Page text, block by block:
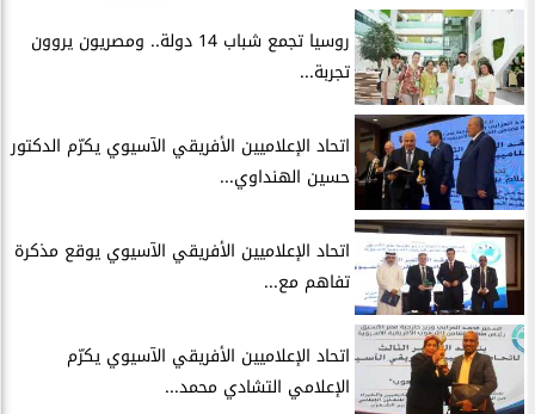
روسيا تجمع شباب 14 دولة.. ومصريون يروون
تجربة...
اتحاد الإعلاميين الأفريقي الآسيوي يكرّم الدكتور
حسين الهنداوي...
اتحاد الإعلاميين الأفريقي الآسيوي يوقع مذكرة
تفاهم مع...
اتحاد الإعلاميين الأفريقي الآسيوي يكرّم
الإعلامي التشادي محمد...